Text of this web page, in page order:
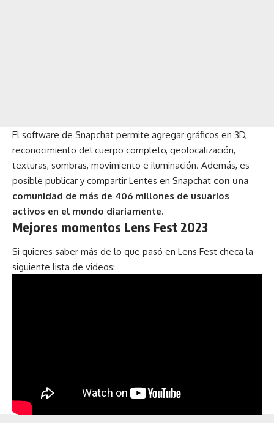
El software de Snapchat permite agregar gráficos en 3D,
reconocimiento del cuerpo completo, geolocalización,
texturas, sombras, movimiento e iluminación. Además, es
posible publicar y compartir Lentes en Snapchat con una
comunidad de más de 406 millones de usuarios
activos en el mundo diariamente.
Mejores momentos Lens Fest 2023
Si quieres saber más de lo que pasó en Lens Fest checa la
siguiente lista de videos: